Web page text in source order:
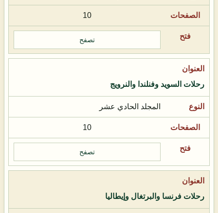
10
تصفح
رحلات السويد وفنلندا والنرويج
المجلد الحادي عشر
10
تصفح
رحلات فرنسا والبرتغال وإيطاليا